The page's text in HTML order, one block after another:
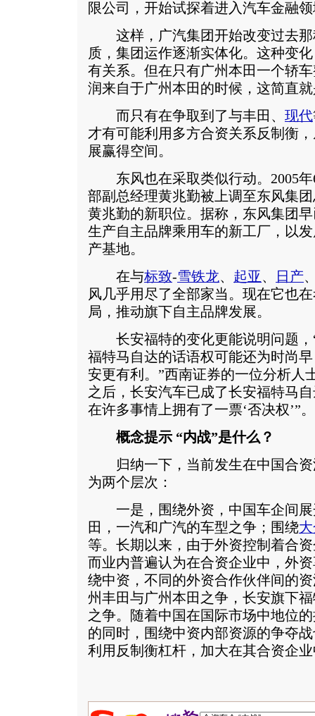
限公司，开始试探着进入汽车金融
这样，广汽集团开始改变过去那
质，集团运作逐渐实体化。这种变
有关系。但在只有广州本田一个轿
润来自于广州本田的时候，这简直
而只有在争取到了与丰田、 现代
才有可能利用多方合资关系反制衡
展赢得空间。
东风也在采取类似行动。2005年
部副总经理黄兆勤被上调至东风集
黄兆勤的新职位。据称，东风集团
生产自主品牌乘用车的新工厂，以
产基地。
在与标致-雪铁龙、 起亚 、 日产
风几乎用尽了全部家当。现在它也
局，推动旗下自主品牌发展。
长安福特的变化更能说明问题，
福特马自达的话语权可能还为时尚
安更有利。”西南证券的一位分析人
之后，长安汽车已成了长安福特马
在许多事情上拥有了一票‘否决权’”。
概念提示 “内战”是什么？
归纳一下，当前发生在中国合资
为两个层次：
一是，围绕外资，中国车企间展
田，一汽和广汽的车型之争；围绕
等。长期以来，由于外资控制着合
而业内普遍认为在合资企业中，外
绕中资，不同的外资合作伙伴间的
州丰田与广州本田之争，长安旗下
之争。随着中国在国际市场中地位
的同时，围绕中资内部资源的争夺
利用反制衡杠杆，加大在其合资企